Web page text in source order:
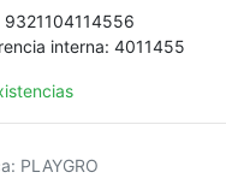
9321104114556
interna: 4011455
: PLAYGRO